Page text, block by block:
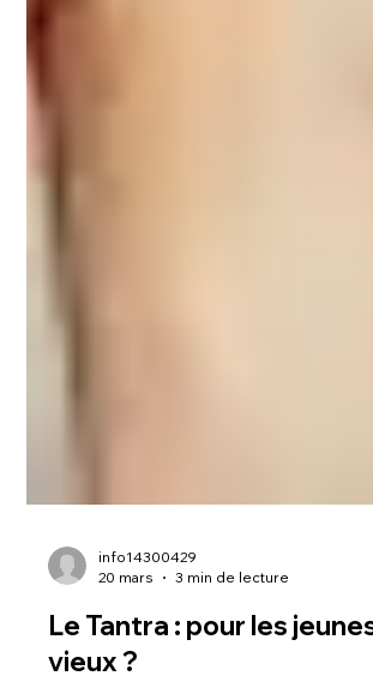
20 mars
3 min de lecture
Le Tantra : pour les